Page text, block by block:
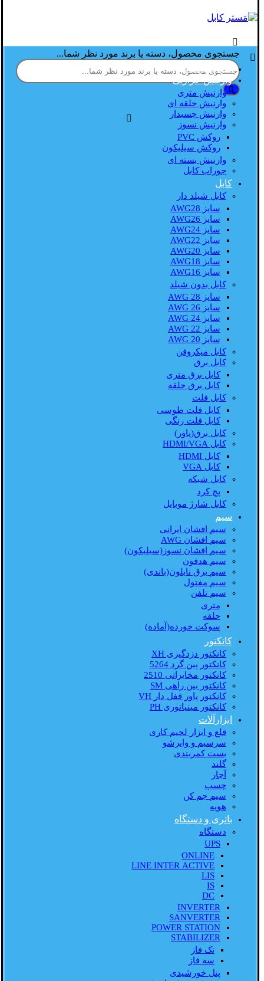
جستجوی محصول، دسته یا برند مورد نظر شما...
صفحه اصلی
وارنیش حرارتی
وارنیش متری
وارنیش حلقه ای
وارنیش چسبدار
وارنیش نسوز
روکش PVC
روکش سیلیکون
وارنیش بسته ای
جوراب کابل
کابل
کابل شیلد دار
سایز AWG28
سایز AWG26
سایز AWG24
سایز AWG22
سایز AWG20
سایز AWG18
سایز AWG16
کابل بدون شیلد
سایز AWG 28
سایز AWG 26
سایز AWG 24
سایز AWG 22
سایز AWG 20
کابل میکروفن
کابل برق
کابل برق متری
کابل برق حلقه
کابل فلت
کابل فلت طوسی
کابل فلت رنگی
کابل برق(پاور)
کابل HDMI/VGA
کابل HDMI
کابل VGA
کابل شبکه
پچ کرد
کابل شارژ موبایل
سیم
سیم افشان ایرانی
سیم افشان AWG
سیم افشان نسوز(سیلیکون)
سیم هدفون
سیم برق نایلون(باندی)
سیم مفتول
سیم تلفن
متری
حلقه
سوکت خورده(آماده)
کانکتور
کانکتور دزدگیری XH
کانکتور پین گرد 5264
کانکتور مخابراتی 2510
کانکتور بین راهی SM
کانکتور پاور قفل دار VH
کانکتور مینیاتوری PH
ابزارآلات
قلع و ابزار لحیم کاری
سرسیم و وایرشو
بست کمربندی
گلند
آچار
چسب
سیم جم کن
هویه
باتری و دستگاه
دستگاه
UPS
ONLINE
LINE INTER ACTIVE
LIS
IS
DC
INVERTER
SANVERTER
POWER STATION
STABILIZER
تک فاز
سه فاز
پنل خورشیدی